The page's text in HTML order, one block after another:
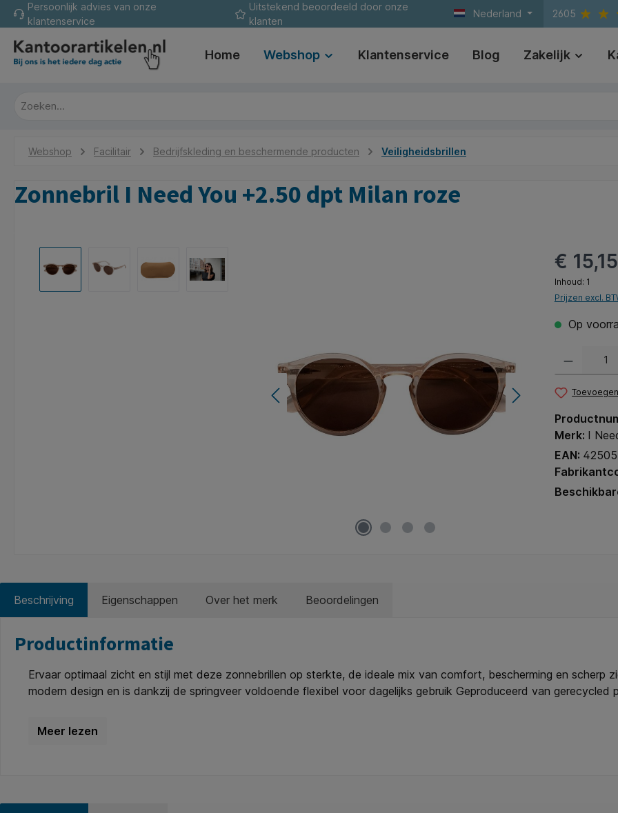
Ga naar de hoofdnavigatie
Persoonlijk advies van onze
klantenservice
Uitstekend beoordeeld door onze
klanten
Nederland 2605
Home Webshop Klantenservice Blog Zakelijk
Webshop Facilitair Bedrijfskleding en beschermende producten Veiligheidsbrillen
Zonnebril I Need You +2.50 dpt Milan roze
€
Inhoud: 1
Prijzen excl.
Op
Merk: I
EAN:
Beschrijving Eigenschappen Over het merk Beoordelingen
Productinformatie
Ervaar optimaal zicht en stijl met deze zonnebrillen op sterkte, de ideale mix van comfort, bescherming en
modern design en is dankzij de springveer voldoende flexibel voor dagelijks gebruik Geproduceerd van